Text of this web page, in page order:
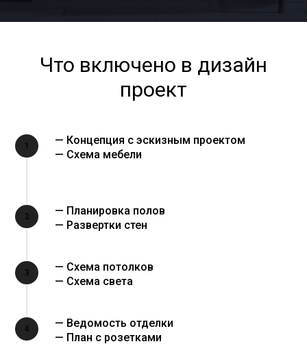
Что включено в дизайн
проект
1
— Концепция с эскизным проектом
— Схема мебели
2
— Планировка полов
— Развертки стен
3
— Схема потолков
— Схема света
4
— Ведомость отделки
— План с розетками